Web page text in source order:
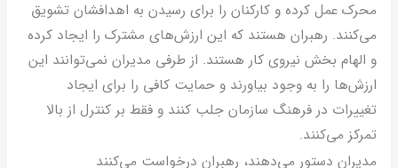
عمل کرده و کارکنان را برای رسیدن به اهدافشان تشویق
رهبران هستند که این ارزش‌های مشترک را ایجاد کرده
الهام بخش نیروی کار هستند. از طرفی مدیران نمی‌توانند این
را به وجود بیاورند و حمایت کافی را برای ایجاد
در فرهنگ سازمان جلب کنند و فقط بر کنترل از بالا
می‌کنند.
دستور می‌دهند، رهبران درخواست می‌کنند